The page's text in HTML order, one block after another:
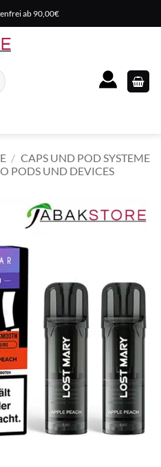
ab 90,00€
/ CAPS UND POD SYSTEME
PODS UND DEVICES